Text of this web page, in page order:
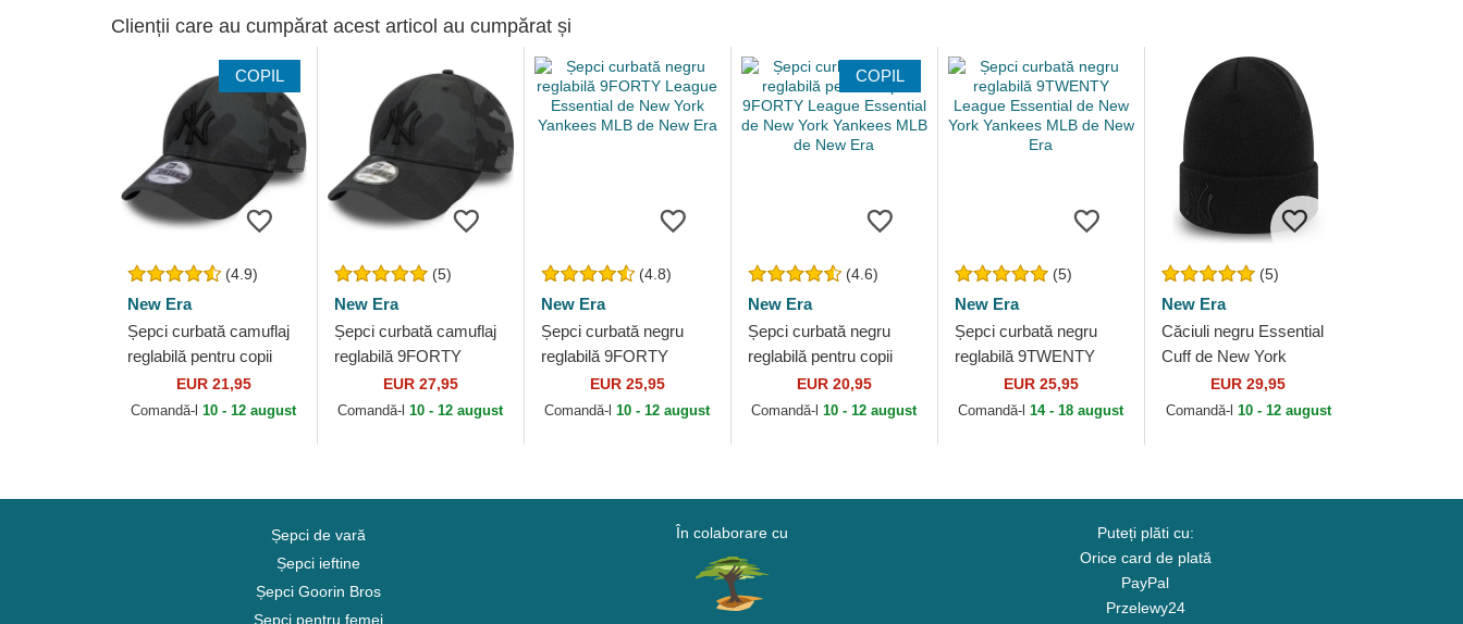
Clienții care au cumpărat acest articol au cumpărat și
COPIL
(4.9)
New Era
Șepci curbată camuflaj
reglabilă pentru copii
9FORTY League
Essential de New York
EUR 21,95
Comandă-l10 - 12 august
(5)
New Era
Șepci curbată camuflaj
reglabilă 9FORTY
League Essential de
New York Yankees
EUR 27,95
Comandă-l10 - 12 august
(4.8)
New Era
Șepci curbată negru
reglabilă 9FORTY
League Essential de
New York Yankees
EUR 25,95
Comandă-l10 - 12 august
COPIL
(4.6)
New Era
Șepci curbată negru
reglabilă pentru copii
9FORTY League
Essential de New York
EUR 20,95
Comandă-l10 - 12 august
(5)
New Era
Șepci curbată negru
reglabilă 9TWENTY
League Essential de
New York Yankees
EUR 25,95
Comandă-l14 - 18 august
(5)
New Era
Căciuli negru Essential
Cuff de New York
Yankees MLB de New
Era
EUR 29,95
Comandă-l 10 - 12 august
Șepci de vară
Șepci ieftine
Șepci Goorin Bros
Șepci pentru femei
În colaborare cu
Puteți plăti cu:
Orice card de plată
PayPal
Przelewy24